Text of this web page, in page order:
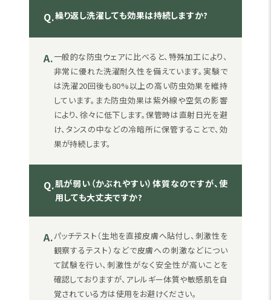
Q.繰り返し洗濯しても効果は持続しますか?
A.一般的な防虫ウェアに比べると、特殊加工により、
非常に優れた洗濯耐久性を備えています。実験で
は洗濯20回後も80%以上の高い防虫効果を維持
しています。また防虫効果は紫外線や空気の影響
により、徐々に低下します。保管時は直射日光を避
け、タンスの中などの冷暗所に保管することで、効
果が持続します。
Q.肌が弱い（かぶれやすい）体質なのですが、使
用しても大丈夫ですか?
A.パッチテスト（生地を直接皮膚へ貼付し、刺激性を
観察するテスト）などで皮膚への刺激などについ
て試験を行い、刺激性がなく安全性が高いことを
確認しておりますが、アレルギー体質や敏感肌を自
覚されている方は使用をお避けください。